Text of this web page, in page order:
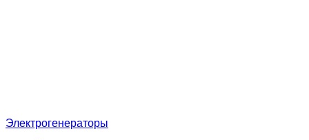
Электрогенераторы